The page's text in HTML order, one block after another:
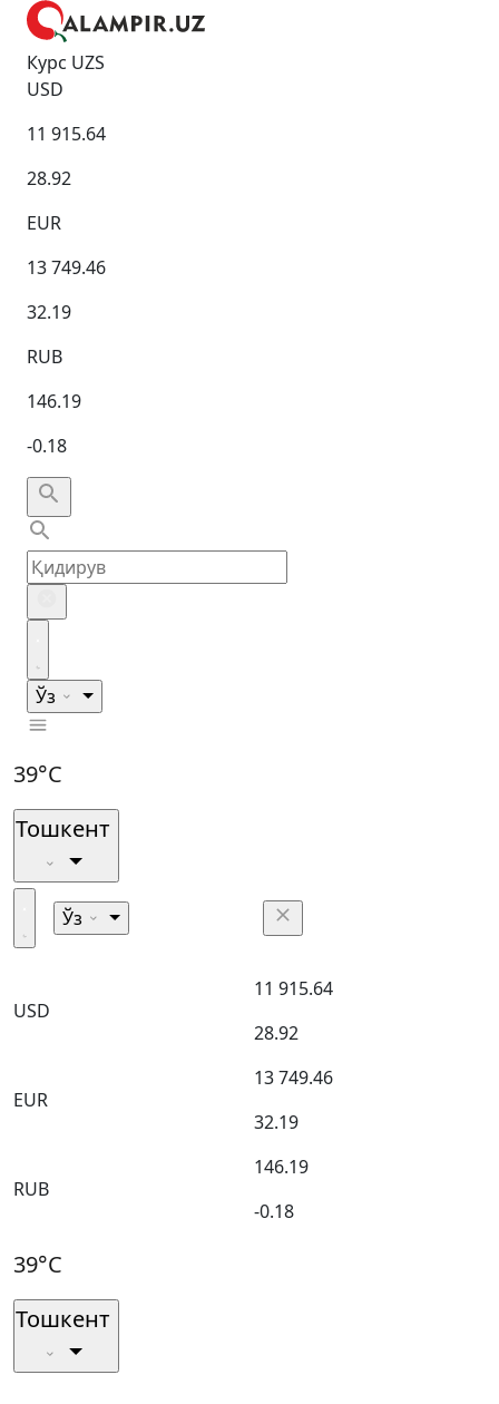
Курс UZS
USD
11 915.64
28.92
EUR
13 749.46
32.19
RUB
146.19
-0.18
Ўз
39°C
Тошкент
Ўз
USD
11 915.64
28.92
EUR
13 749.46
32.19
RUB
146.19
-0.18
39°C
Тошкент